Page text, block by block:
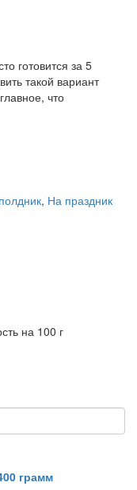
готовится за 5
такой вариант
что
, На праздник
на 100 г
грамм